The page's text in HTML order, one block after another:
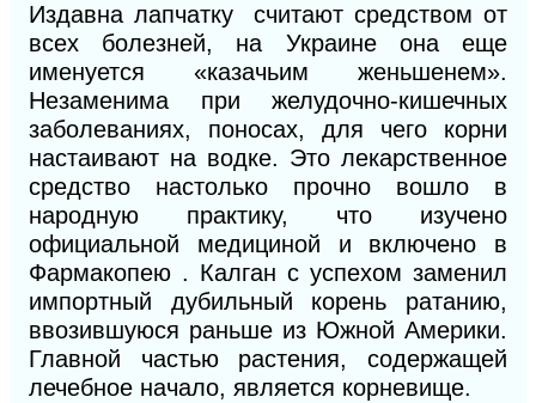
Издавна лапчатку считают средством от
всех болезней, на Украине она еще
именуется «казачьим женьшенем».
Незаменима при желудочно-кишечных
заболеваниях, поносах, для чего корни
настаивают на водке. Это лекарственное
средство настолько прочно вошло в
народную практику, что изучено
официальной медициной и включено в
Фармакопею . Калган с успехом заменил
импортный дубильный корень ратанию,
ввозившуюся раньше из Южной Америки.
Главной частью растения, содержащей
лечебное начало, является корневище.